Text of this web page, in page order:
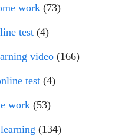
work (73)
test (4)
video (166)
test (4)
work (53)
(134)